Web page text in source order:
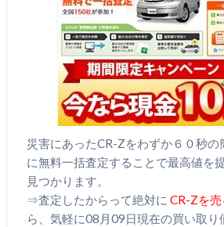
災害にあったCR-Zをわずか６０秒の
に無料一括査定することで最高値を
見つかります。
⇒査定したからって絶対に CR-Zを
ら、気軽に08月09日現在の買い取り